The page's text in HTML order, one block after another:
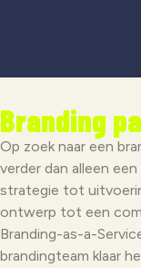
Branding
Op zoek naar een
verder dan alleen
strategie tot
ontwerp tot een
Branding-as-a-
brandingteam klaar